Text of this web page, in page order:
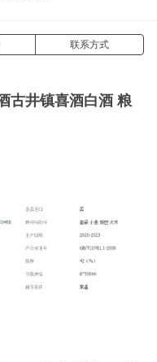
联系方式
古井镇喜酒白酒 粮